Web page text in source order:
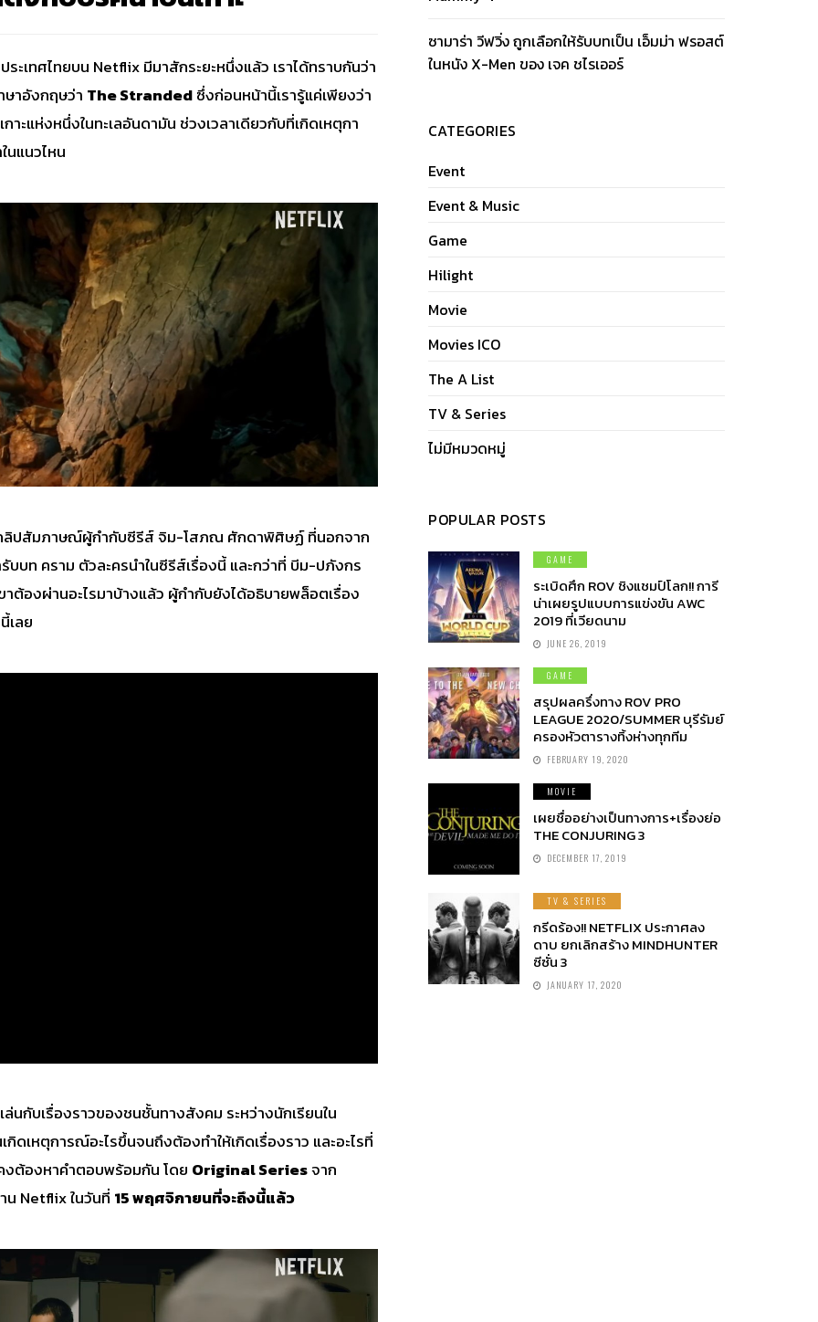
ะเทศไทยบน Netflix มีมาสักระยะหนึ่งแล้ว เราได้ทราบกันว่า
ษาอังกฤษว่า The Strandedซึ่งก่อนหน้านี้เรารู้แค่เพียงว่า
ะแห่งหนึ่งในทะเลอันดามัน ช่วงเวลาเดียวกับที่เกิดเหตุกา
นแนวไหน
ปสัมภาษณ์ผู้กำกับซีรีส์ จิม-โสภณ ศักดาพิศิษฏ์ ที่นอกจาก
บท คราม ตัวละครนำในซีรีส์เรื่องนี้ และกว่าที่ บีม-ปภังกร
ต้องผ่านอะไรมาบ้างแล้ว ผู้กำกับยังได้อธิบายพล็อตเรื่อง
เลย
นกับเรื่องราวของชนชั้นทางสังคม ระหว่างนักเรียนใน
ดเหตุการณ์อะไรขึ้นจนถึงต้องทำให้เกิดเรื่องราว และอะไรที่
คงต้องหาคำตอบพร้อมกัน โดย Original Seriesจาก
น Netflix ในวันที่ 15 พฤศจิกายนที่จะถึงนี้แล้ว
ซามาร่า วีฟวิ่ง ถูกเลือกให้รับบทเป็น เอ็มม่า ฟรอสต์
ในหนัง X-Men ของ เจค ชไรเออร์
CATEGORIES
Event
Event & Music
Game
Hilight
Movie
Movies ICO
The A List
TV & Series
ไม่มีหมวดหมู่
POPULAR POSTS
GAME
ระเบิดศึก ROV ชิงแชมป์โลก!! การี
น่าเผยรูปแบบการแข่งขัน AWC
2019 ที่เวียดนาม
JUNE 26, 2019
GAME
สรุปผลครึ่งทาง ROV PRO
LEAGUE 2020/SUMMER บุรีรัมย์
ครองหัวตารางทิ้งห่างทุกทีม
FEBRUARY 19, 2020
MOVIE
เผยชื่ออย่างเป็นทางการ+เรื่องย่อ
THE CONJURING 3
DECEMBER 17, 2019
TV & SERIES
กรีดร้อง!! NETFLIX ประกาศลง
ดาบ ยกเลิกสร้าง MINDHUNTER
ซีซั่น 3
JANUARY 17, 2020